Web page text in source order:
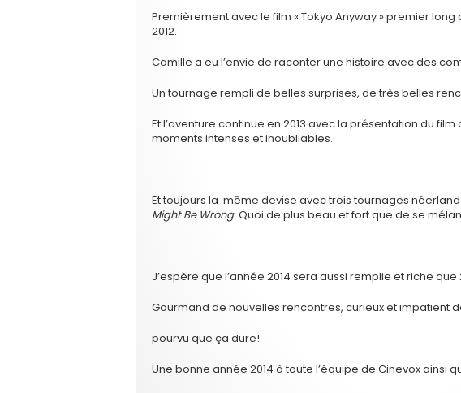
Premièrement avec le film « Tokyo Anyway » premier
2012.
Camille a eu l’envie de raconter une histoire avec des
Un tournage rempli de belles surprises, de très belles
Et l’aventure continue en 2013 avec la présentation du film
moments intenses et inoubliables.
Et toujours la même devise avec trois tournages
Might Be Wrong. Quoi de plus beau et fort que de se
J’espère que l’année 2014 sera aussi remplie et riche que
Gourmand de nouvelles rencontres, curieux et impatient
pourvu que ça dure!
Une bonne année 2014 à toute l’équipe de Cinevox ainsi